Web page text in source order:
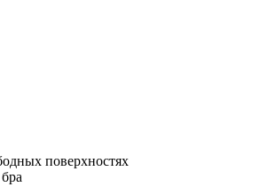
поверхностях